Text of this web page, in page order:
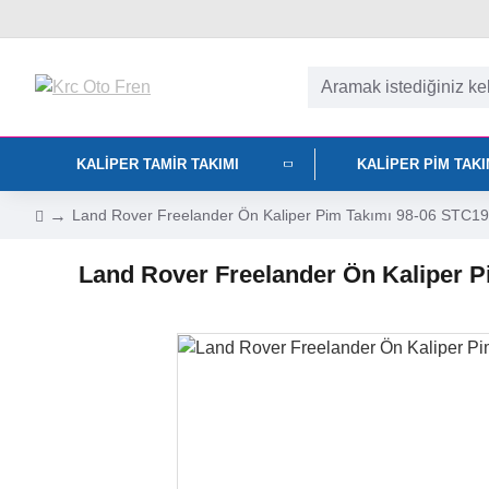
KALIPER TAMIR TAKIMI KALIPER PIM
Land Rover Freelander Ön Kaliper Pim Takımı 98-06
Land Rover Freelander Ön Kaliper